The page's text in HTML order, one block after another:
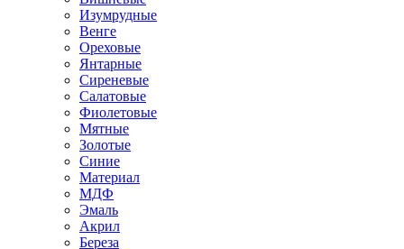
Изумрудные
Венге
Ореховые
Янтарные
Сиреневые
Салатовые
Фиолетовые
Мятные
Золотые
Синие
Материал
МДФ
Эмаль
Акрил
Береза